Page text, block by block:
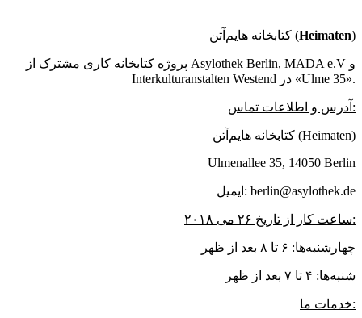
کتابخانه هایم‌آتن (Heimaten)
پروژه کتابخانه کاری مشترک از Asylothek Berlin, MADA e.V و
Interkulturanstalten Westend در «Ulme 35».
آدرس و اطلاعات تماس:
کتابخانه هایم‌آتن (Heimaten)
Ulmenallee 35, 14050 Berlin
ایمیل: berlin@asylothek.de
ساعت کار از تاریخ ۲۶ می ۲۰۱۸:
چهارشنبه‌ها: ۶ تا ۸ بعد از ظهر
شنبه‌ها: ۴ تا ۷ بعد از ظهر
خدمات ما: